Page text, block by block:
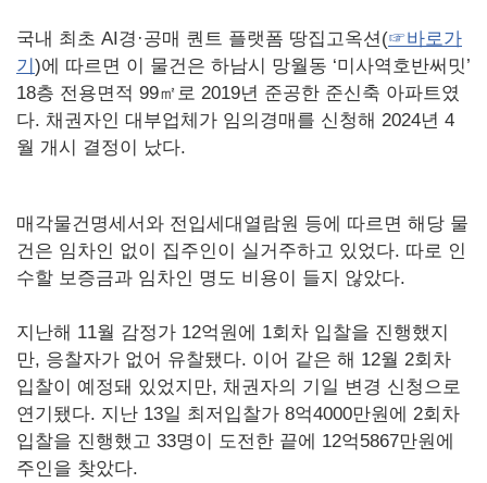
국내 최초 AI경·공매 퀀트 플랫폼 땅집고옥션(☞바로가
기)에 따르면 이 물건은 하남시 망월동 ‘미사역호반써밋’
18층 전용면적 99㎡로 2019년 준공한 준신축 아파트였
다. 채권자인 대부업체가 임의경매를 신청해 2024년 4
월 개시 결정이 났다.
매각물건명세서와 전입세대열람원 등에 따르면 해당 물
건은 임차인 없이 집주인이 실거주하고 있었다. 따로 인
수할 보증금과 임차인 명도 비용이 들지 않았다.
지난해 11월 감정가 12억원에 1회차 입찰을 진행했지
만, 응찰자가 없어 유찰됐다. 이어 같은 해 12월 2회차
입찰이 예정돼 있었지만, 채권자의 기일 변경 신청으로
연기됐다. 지난 13일 최저입찰가 8억4000만원에 2회차
입찰을 진행했고 33명이 도전한 끝에 12억5867만원에
주인을 찾았다.